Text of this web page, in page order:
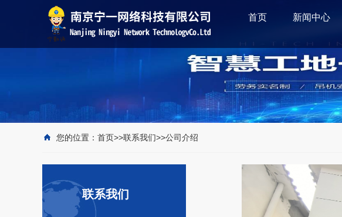
首页 新闻中心
您的位置： 首页>>联系我们>>公司介绍
联系我们